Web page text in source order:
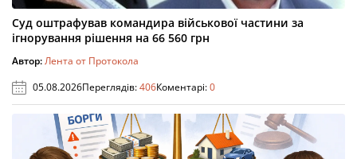
Суд оштрафував командира військової частини за
ігнорування рішення на 66 560 грн
Автор:Лента от Протокола
05.08.2026Переглядів:406Коментарі:0